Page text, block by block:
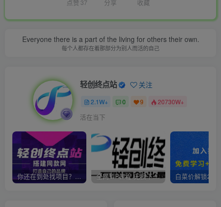
点赞 37 分享 收藏
Everyone there is a part of the living for others their own.
每个人都存在着那部分为别人而活的自己
轻创终点站 关注
2.1W+ 0 9 20730W+
活在当下
你还在到处找项目？还在当韭菜？我靠卖项目一个月收入5万+，曾经我也是个失败者。 全网VIP课程 无损下载~